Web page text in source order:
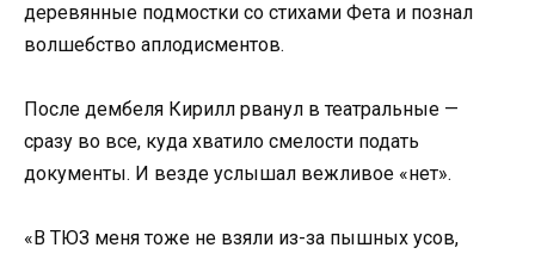
деревянные подмостки со стихами Фета и познал
волшебство аплодисментов.
После дембеля Кирилл рванул в театральные —
сразу во все, куда хватило смелости подать
документы. И везде услышал вежливое «нет».
«В ТЮЗ меня тоже не взяли из-за пышных усов,